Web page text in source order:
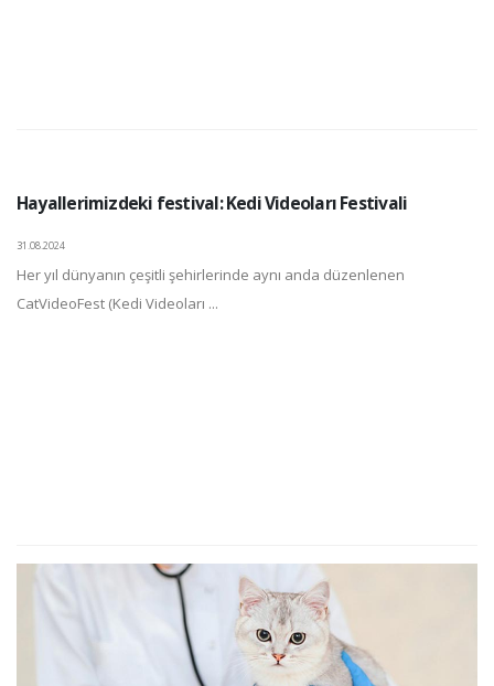
Hayallerimizdeki festival: Kedi Videoları Festivali
31.08.2024
Her yıl dünyanın çeşitli şehirlerinde aynı anda düzenlenen
CatVideoFest (Kedi Videoları ...